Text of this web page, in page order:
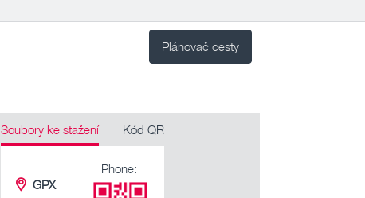
Plánovač cesty
Soubory ke stažení Kód QR
GPX
Phone: